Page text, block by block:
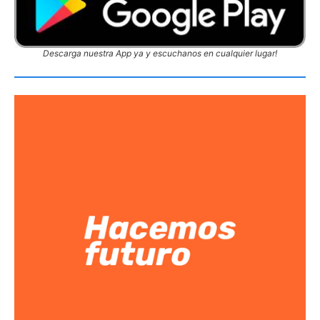
Descarga nuestra App ya y escuchanos en cualquier lugar!